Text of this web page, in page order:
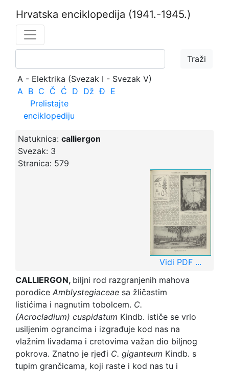
Hrvatska enciklopedija (1941.-1945.)
A - Elektrika (Svezak I - Svezak V)
A B C Č Ć D Dž Đ E
Prelistajte
enciklopediju
Natuknica: calliergon
Svezak: 3
Stranica: 579
Vidi PDF ...
CALLIERGON, biljni rod razgranjenih mahova
porodice Amblystegiaceae sa žličastim
listićima i nagnutim tobolcem. C.
(Acrocladium) cuspidatum Kindb. ističe se vrlo
usiljenim ograncima i izgrađuje kod nas na
vlažnim livadama i cretovima važan dio biljnog
pokrova. Znatno je rjeđi C. giganteum Kindb. s
tupim grančicama, koji raste i kod nas tu i